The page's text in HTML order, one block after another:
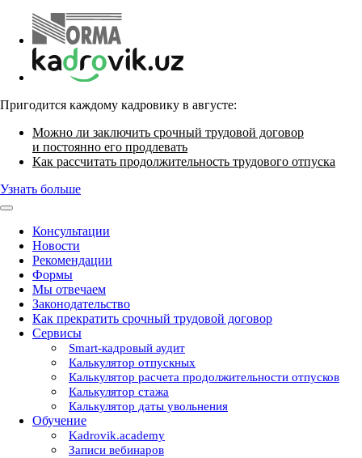
Пригодится каждому кадровику в августе:
Можно ли заключить срочный трудовой договор
и постоянно его продлевать
Как рассчитать продолжительность трудового отпуска
Узнать больше
Консультации
Новости
Рекомендации
Формы
Мы отвечаем
Законодательство
Как прекратить срочный трудовой договор
Сервисы
Smart-кадровый аудит
Калькулятор отпускных
Калькулятор расчета продолжительности отпусков
Калькулятор стажа
Калькулятор даты увольнения
Обучение
Kadrovik.academy
Записи вебинаров